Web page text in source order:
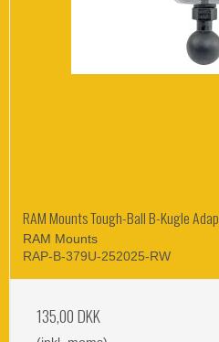
RAM Mounts Tough-Ball B-Kugle
RAM Mounts
RAP-B-379U-252025-RW
135,00 DKK